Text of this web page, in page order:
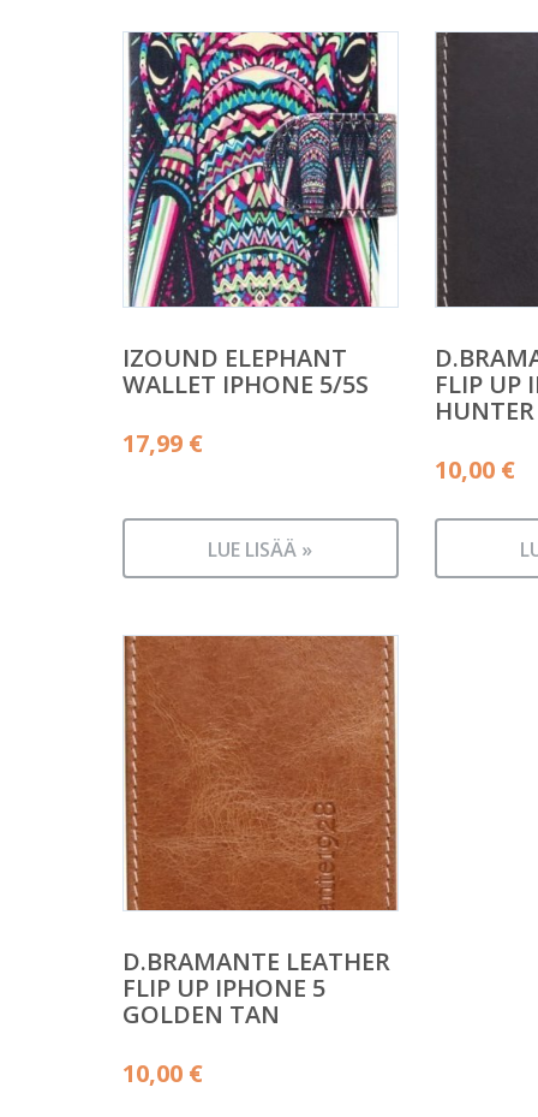
IZOUND ELEPHANT
WALLET IPHONE 5/5S
17,99 €
LUE LISÄÄ »
FLIP UP
10,00 €
D.BRAMANTE LEATHER
FLIP UP IPHONE 5
GOLDEN TAN
10,00 €